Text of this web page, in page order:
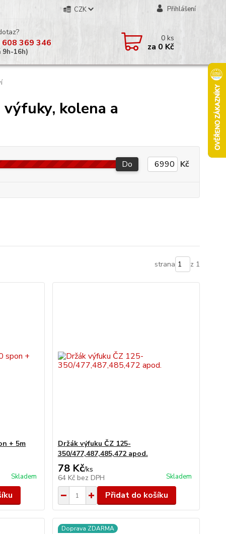
CZK Přihlášení
608 369 346
9h-16h)
0ks
za 0 Kč
kolena a
Do Kč
strana z 1
+ 5m
Skladem
Držák výfuku ČZ 125-
350/477,487,485,472 apod.
78 Kč/ks
64 Kč bez DPH Skladem
Přidat do košíku
Doprava ZDARMA